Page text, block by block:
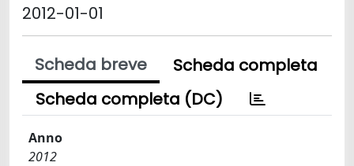
2012-01-01
Scheda breve
Scheda completa
Scheda completa (DC)
Anno
2012